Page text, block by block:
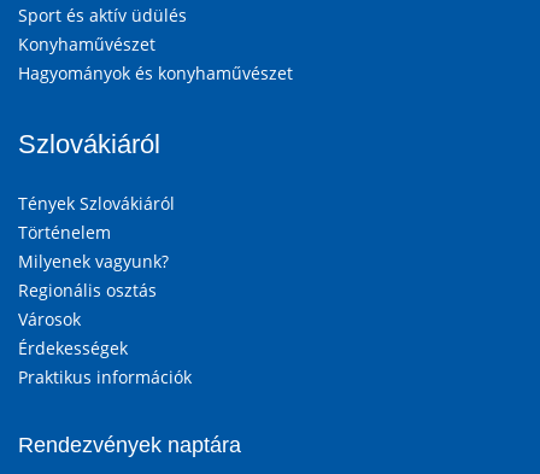
Sport és aktív üdülés
Konyhaművészet
Hagyományok és konyhaművészet
Szlovákiáról
Tények Szlovákiáról
Történelem
Milyenek vagyunk?
Regionális osztás
Városok
Érdekességek
Praktikus információk
Rendezvények naptára